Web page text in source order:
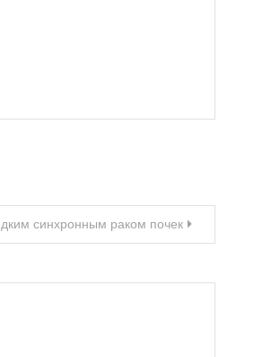
синхронным раком почек